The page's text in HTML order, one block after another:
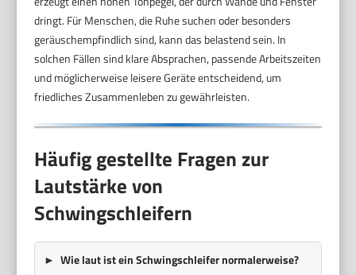
dringt. Für Menschen, die Ruhe suchen oder besonders
geräuschempfindlich sind, kann das belastend sein. In
solchen Fällen sind klare Absprachen, passende Arbeitszeiten
und möglicherweise leisere Geräte entscheidend, um
friedliches Zusammenleben zu gewährleisten.
Häufig gestellte Fragen zur
Lautstärke von
Schwingschleifern
Wie laut ist ein Schwingschleifer normalerweise?